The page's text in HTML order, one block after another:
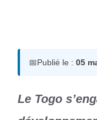
📅Publié le : 05
Le Togo